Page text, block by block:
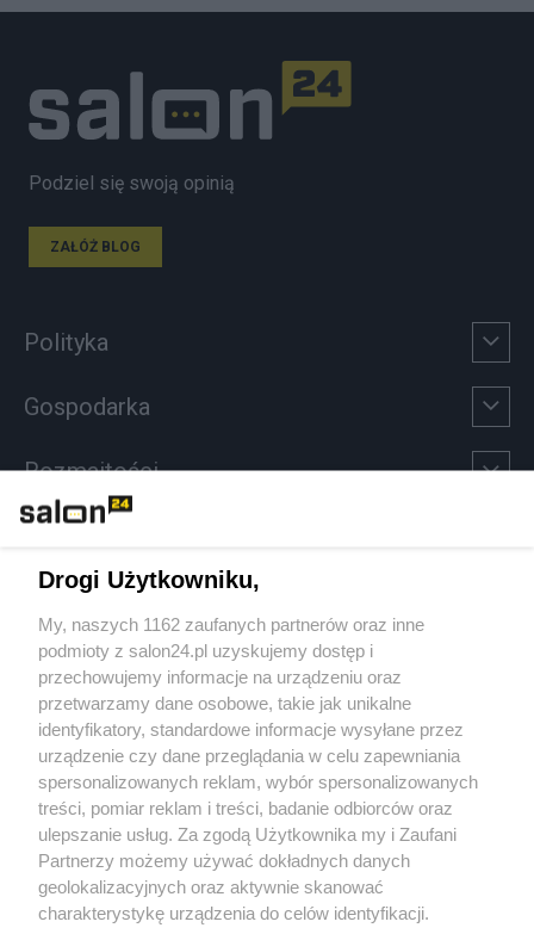
Podziel się swoją opinią
ZAŁÓŻ BLOG
Polityka
Gospodarka
Rozmaitości
Sport
Społeczeństwo
Kultura
X Facebook Instagram Youtube
Drogi Użytkowniku,
My, naszych 1162 zaufanych partnerów oraz inne
podmioty z salon24.pl uzyskujemy dostęp i
przechowujemy informacje na urządzeniu oraz
przetwarzamy dane osobowe, takie jak unikalne
identyfikatory, standardowe informacje wysyłane przez
urządzenie czy dane przeglądania w celu zapewniania
spersonalizowanych reklam, wybór spersonalizowanych
treści, pomiar reklam i treści, badanie odbiorców oraz
ulepszanie usług. Za zgodą Użytkownika my i Zaufani
Partnerzy możemy używać dokładnych danych
geolokalizacyjnych oraz aktywnie skanować
charakterystykę urządzenia do celów identyfikacji.